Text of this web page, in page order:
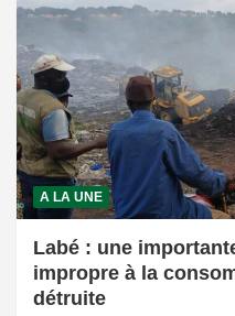
A LA UNE
Labé : une
impropre à la
détruite